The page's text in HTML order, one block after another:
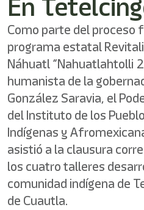
Como parte del proceso
programa estatal
Náhuatl “Nahuatlahtolli
humanista de la
González Saravia, el
del Instituto de los
Indígenas y
asistió a la clausura
los cuatro talleres
comunidad indígena de
de Cuautla.